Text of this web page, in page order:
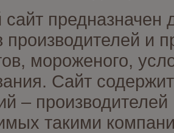
предназначен
производителей и
мороженого,
Сайт
–
такими